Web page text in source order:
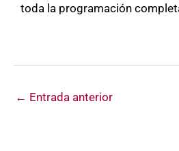
toda la programación
← Entrada anterior